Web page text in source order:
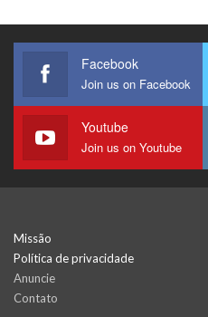
Facebook
Join us on Facebook
Youtube
Join us on Youtube
Missão
Política de privacidade
Anuncie
Contato